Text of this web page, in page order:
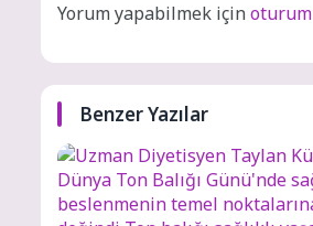
Yorum yapabilmek içinoturum
Benzer Yazılar